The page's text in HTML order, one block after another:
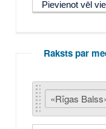
Raksts par